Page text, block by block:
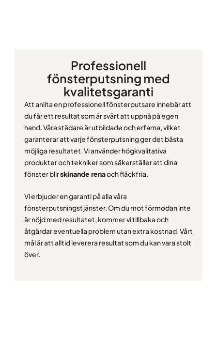
Professionell
fönsterputsning med
kvalitetsgaranti
Att anlita en professionell fönsterputsare innebär att
du får ett resultat som är svårt att uppnå på egen
hand. Våra städare är utbildade och erfarna, vilket
garanterar att varje fönsterputsning ger det bästa
möjliga resultatet. Vi använder högkvalitativa
produkter och tekniker som säkerställer att dina
fönster blirskinande renaoch fläckfria.
Vi erbjuder en garanti på alla våra
fönsterputsningstjänster. Om du mot förmodan inte
är nöjd med resultatet, kommer vi tillbaka och
åtgärdar eventuella problem utan extra kostnad. Vårt
mål är att alltid leverera resultat som du kan vara stolt
över.